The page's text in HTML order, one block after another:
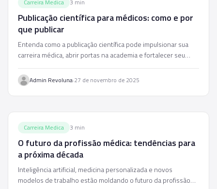
Carreira Medica 3 min
Publicação científica para médicos: como e por
que publicar
Entenda como a publicação científica pode impulsionar sua
carreira médica, abrir portas na academia e fortalecer seu
Admin Revoluna·27 de novembro de 2025
Carreira Medica 3 min
O futuro da profissão médica: tendências para
a próxima década
Inteligência artificial, medicina personalizada e novos
modelos de trabalho estão moldando o futuro da profissão